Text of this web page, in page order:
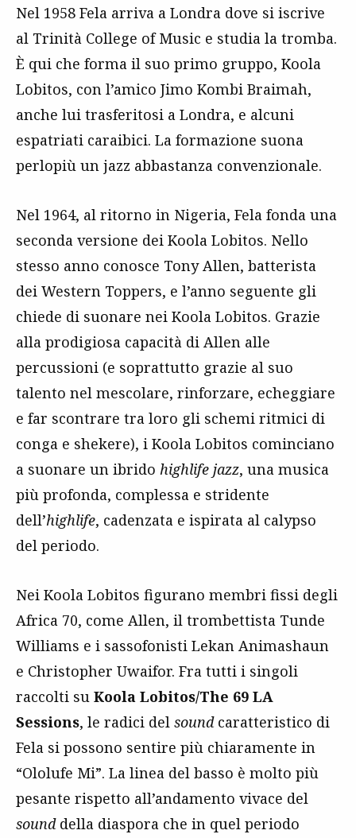
Nel 1958 Fela arriva a Londra dove si iscrive
al Trinità College of Music e studia la tromba.
È qui che forma il suo primo gruppo, Koola
Lobitos, con l’amico Jimo Kombi Braimah,
anche lui trasferitosi a Londra, e alcuni
espatriati caraibici. La formazione suona
perlopiù un jazz abbastanza convenzionale.
Nel 1964, al ritorno in Nigeria, Fela fonda una
seconda versione dei Koola Lobitos. Nello
stesso anno conosce Tony Allen, batterista
dei Western Toppers, e l’anno seguente gli
chiede di suonare nei Koola Lobitos. Grazie
alla prodigiosa capacità di Allen alle
percussioni (e soprattutto grazie al suo
talento nel mescolare, rinforzare, echeggiare
e far scontrare tra loro gli schemi ritmici di
conga e shekere), i Koola Lobitos cominciano
a suonare un ibrido highlife jazz, una musica
più profonda, complessa e stridente
dell’highlife, cadenzata e ispirata al calypso
del periodo.
Nei Koola Lobitos figurano membri fissi degli
Africa 70, come Allen, il trombettista Tunde
Williams e i sassofonisti Lekan Animashaun
e Christopher Uwaifor. Fra tutti i singoli
raccolti su Koola Lobitos/The 69 LA
Sessions, le radici del soundcaratteristico di
Fela si possono sentire più chiaramente in
“Ololufe Mi”. La linea del basso è molto più
pesante rispetto all’andamento vivace del
sounddella diaspora che in quel periodo